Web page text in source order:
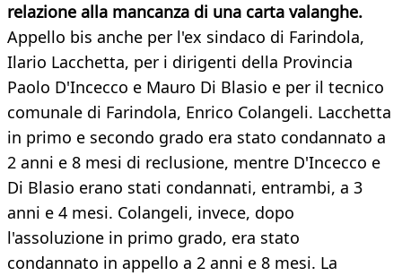
relazione alla mancanza di una carta valanghe.
Appello bis anche per l'ex sindaco di Farindola,
Ilario Lacchetta, per i dirigenti della Provincia
Paolo D'Incecco e Mauro Di Blasio e per il tecnico
comunale di Farindola, Enrico Colangeli. Lacchetta
in primo e secondo grado era stato condannato a
2 anni e 8 mesi di reclusione, mentre D'Incecco e
Di Blasio erano stati condannati, entrambi, a 3
anni e 4 mesi. Colangeli, invece, dopo
l'assoluzione in primo grado, era stato
condannato in appello a 2 anni e 8 mesi. La